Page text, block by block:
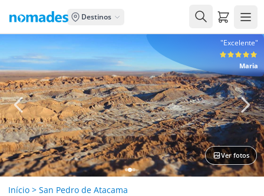
Destinos Carrito
"Excelente"
Maria
Ver fotos
Início > San Pedro de Atacama